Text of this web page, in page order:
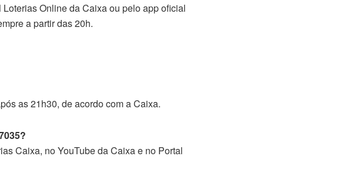
Online da Caixa ou pelo app oficial
a partir das 20h.
as 21h30, de acordo com a Caixa.
Caixa, no YouTube da Caixa e no Portal